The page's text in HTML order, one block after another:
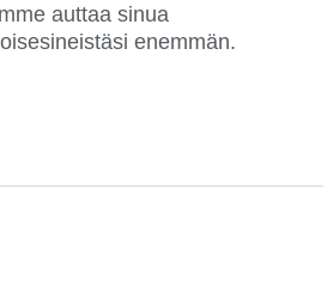
auttaa sinua
enemmän.